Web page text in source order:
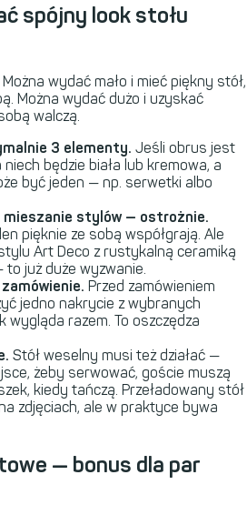
spójny look stołu
wydać mało i mieć piękny stół,
Można wydać dużo i uzyskać
walczą.
3 elementy. Jeśli obrus jest
będzie biała lub kremowa, a
być jeden — np. serwetki albo
stylów — ostrożnie.
pięknie ze sobą współgrają. Ale
Art Deco z rustykalną ceramiką
już duże wyzwanie.
Przed zamówieniem
jedno nakrycie z wybranych
wygląda razem. To oszczędza
Stół weselny musi też działać —
żeby serwować, goście muszą
kiedy tańczą. Przeładowany stół
zdjęciach, ale w praktyce bywa
— bonus dla par